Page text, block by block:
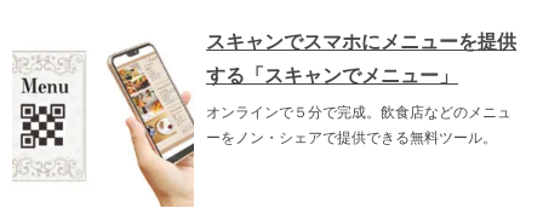
スキャンでスマホにメニューを提供
する「スキャンでメニュー」
オンラインで５分で完成。飲食店などのメニュ
ーをノン・シェアで提供できる無料ツール。